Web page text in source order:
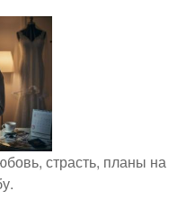
страсть, планы на